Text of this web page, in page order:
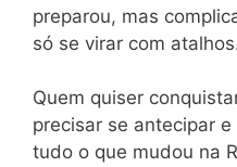
preparou, mas
só se virar com
Quem quiser
precisar se antecipar
tudo o que mudou na